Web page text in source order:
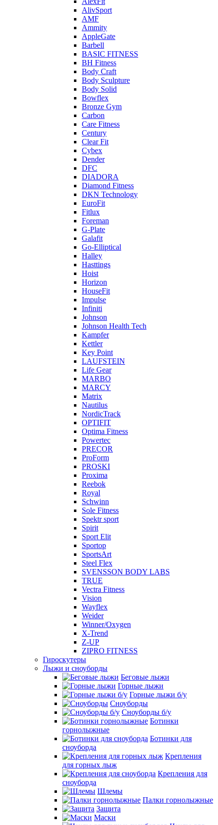
AlivSport
AMF
Ammity
AppleGate
Barbell
BASIC FITNESS
BH Fitness
Body Craft
Body Sculpture
Body Solid
Bowflex
Bronze Gym
Carbon
Care Fitness
Century
Clear Fit
Cybex
Dender
DFC
DIADORA
Diamond Fitness
DKN Technology
EuroFit
Fitlux
Foreman
G-Plate
Galafit
Go-Elliptical
Halley
Hasttings
Hoist
Horizon
HouseFit
Impulse
Infiniti
Johnson
Johnson Health Tech
Kampfer
Kettler
Key Point
LAUFSTEIN
Life Gear
MARBO
MARCY
Matrix
Nautilus
NordicTrack
OPTIFIT
Optima Fitness
Powertec
PRECOR
ProForm
PROSKI
Proxima
Reebok
Royal
Schwinn
Sole Fitness
Spektr sport
Spirit
Sport Elit
Sportop
SportsArt
Steel Flex
SVENSSON BODY LABS
TRUE
Vectra Fitness
Vision
Wayflex
Weider
Winner/Oxygen
X-Trend
Z-UP
ZIPRO FITNESS
Гироскутеры
Лыжи и сноуборды
Беговые лыжи
Горные лыжи
Горные лыжи б/у
Сноуборды
Сноуборды б/у
Ботинки
горнолыжные
Ботинки для
сноуборда
Крепления
для горных лыж
Крепления для
сноуборда
Шлемы
Палки горнолыжные
Защита
Маски